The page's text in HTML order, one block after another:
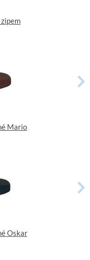
Mario
Oskar